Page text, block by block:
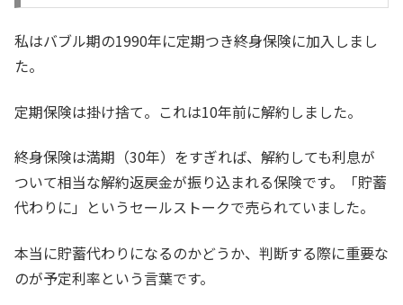
私はバブル期の1990年に定期つき終身保険に加入しまし
た。
定期保険は掛け捨て。これは10年前に解約しました。
終身保険は満期（30年）をすぎれば、解約しても利息が
ついて相当な解約返戻金が振り込まれる保険です。「貯蓄
代わりに」というセールストークで売られていました。
本当に貯蓄代わりになるのかどうか、判断する際に重要な
のが予定利率という言葉です。